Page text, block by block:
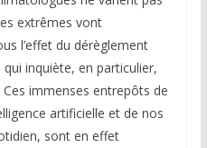
extrêmes vont
l’effet du dérèglement
inquiète, en particulier,
immenses entrepôts de
artificielle et de nos
sont en effet